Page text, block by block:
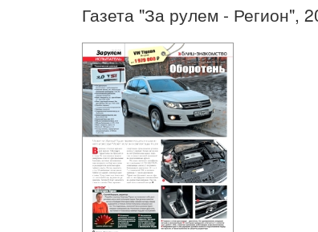
Газета "За рулем - Регион",